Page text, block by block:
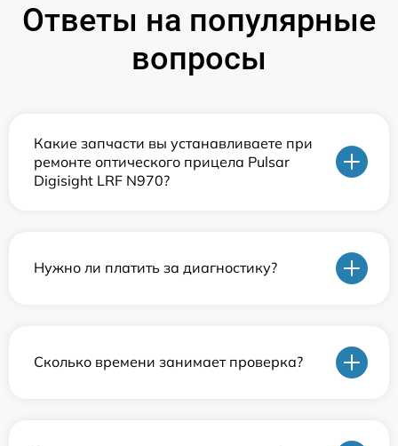
Ответы на популярные
вопросы
Какие запчасти вы устанавливаете при
ремонте оптического прицела Pulsar
Digisight LRF N970?
Нужно ли платить за диагностику?
Сколько времени занимает проверка?